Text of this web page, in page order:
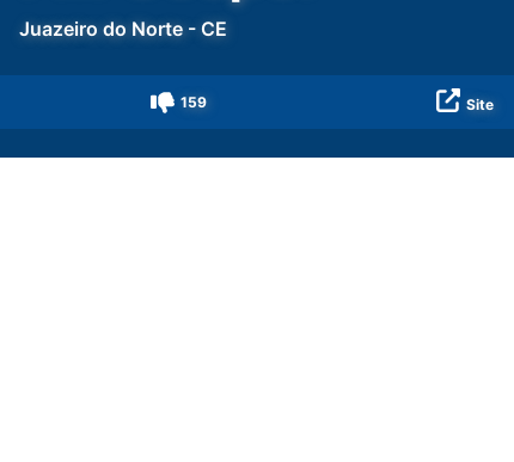
Juazeiro do Norte -CE
159 Site